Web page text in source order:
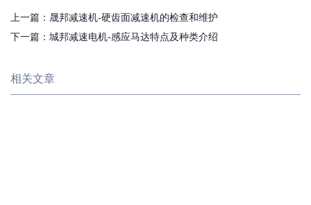
上一篇： 晟邦减速机-硬齿面减速机的检查和维护
下一篇： 城邦减速电机-感应马达特点及种类介绍
相关文章